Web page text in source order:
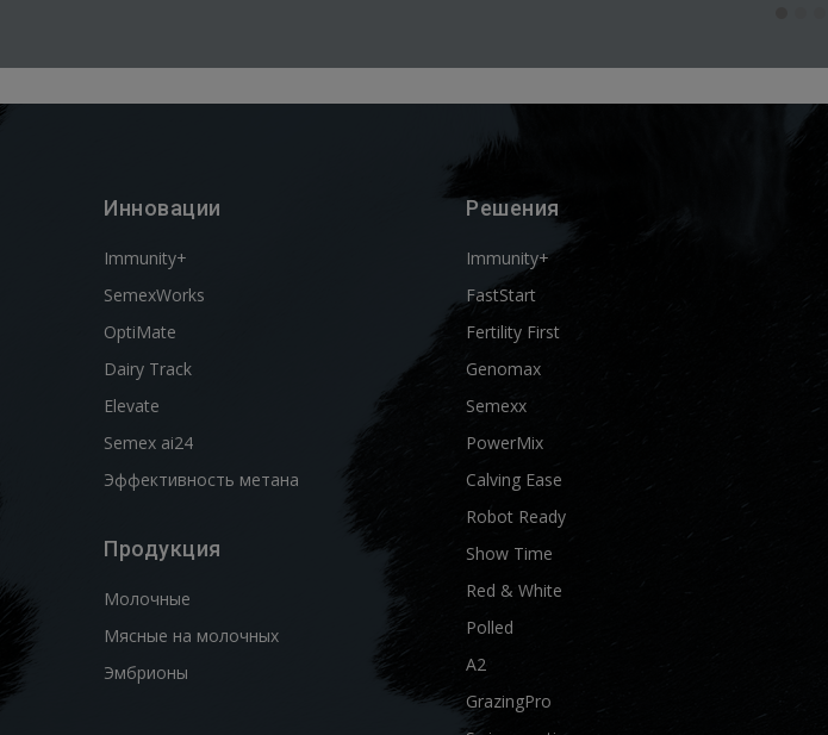
Инновации
Immunity+
SemexWorks
OptiMate
Dairy Track
Elevate
Semex ai24
Эффективность метана
Продукция
Молочные
Мясные на молочных
Эмбрионы
Решения
Immunity+
FastStart
Fertility First
Genomax
Semexx
PowerMix
Calving Ease
Robot Ready
Show Time
Red & White
Polled
A2
GrazingPro